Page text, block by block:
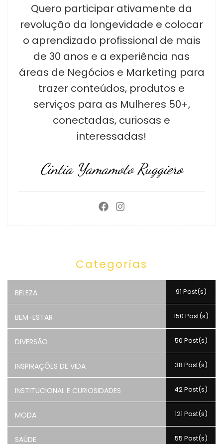
Quero participar ativamente da
revolução da longevidade e colocar
o aprendizado profissional de mais
de 30 anos e a experiência nas
áreas de Negócios e Marketing para
trazer conteúdos, produtos e
serviços para as Mulheres 50+,
conectadas, curiosas e
interessadas!
Cintia Yamamoto Ruggiero
Categorias
BELEZA 91 Post(s)
BEM-ESTAR 150 Post(s)
DIVERSÃO 50 Post(s)
INSPIRAÇÕES DE VIDA 38 Post(s)
INSTITUCIONAL E CURIOSIDADES 42 Post(s)
MODA 121 Post(s)
SAÚDE 55 Post(s)